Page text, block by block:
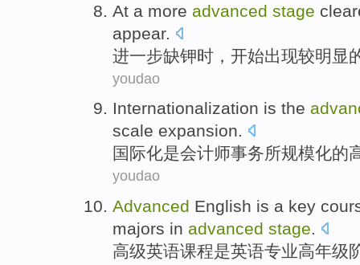
At a more advanced stage
appear.
进一步缺钾时， 开始出现较明显
youdao
Internationalization is the
scale expansion.
国际化是会计师事务所规模化的
youdao
Advanced English is a key
majors in advanced stage.
高级英语课程是英语专业高年级